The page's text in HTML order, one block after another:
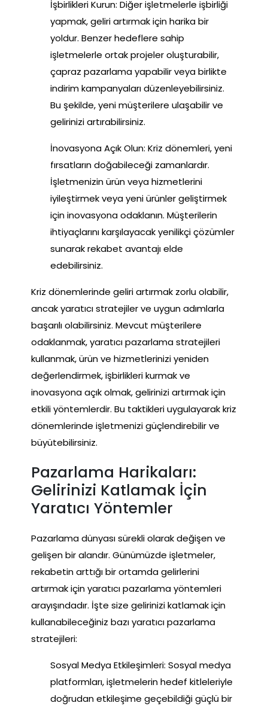
İşbirlikleri Kurun: Diğer işletmelerle işbirliği
yapmak, geliri artırmak için harika bir
yoldur. Benzer hedeflere sahip
işletmelerle ortak projeler oluşturabilir,
çapraz pazarlama yapabilir veya birlikte
indirim kampanyaları düzenleyebilirsiniz.
Bu şekilde, yeni müşterilere ulaşabilir ve
gelirinizi artırabilirsiniz.
İnovasyona Açık Olun: Kriz dönemleri, yeni
fırsatların doğabileceği zamanlardır.
İşletmenizin ürün veya hizmetlerini
iyileştirmek veya yeni ürünler geliştirmek
için inovasyona odaklanın. Müşterilerin
ihtiyaçlarını karşılayacak yenilikçi çözümler
sunarak rekabet avantajı elde
edebilirsiniz.
Kriz dönemlerinde geliri artırmak zorlu olabilir,
ancak yaratıcı stratejiler ve uygun adımlarla
başarılı olabilirsiniz. Mevcut müşterilere
odaklanmak, yaratıcı pazarlama stratejileri
kullanmak, ürün ve hizmetlerinizi yeniden
değerlendirmek, işbirlikleri kurmak ve
inovasyona açık olmak, gelirinizi artırmak için
etkili yöntemlerdir. Bu taktikleri uygulayarak kriz
dönemlerinde işletmenizi güçlendirebilir ve
büyütebilirsiniz.
Pazarlama Harikaları:
Gelirinizi Katlamak İçin
Yaratıcı Yöntemler
Pazarlama dünyası sürekli olarak değişen ve
gelişen bir alandır. Günümüzde işletmeler,
rekabetin arttığı bir ortamda gelirlerini
artırmak için yaratıcı pazarlama yöntemleri
arayışındadır. İşte size gelirinizi katlamak için
kullanabileceğiniz bazı yaratıcı pazarlama
stratejileri:
Sosyal Medya Etkileşimleri: Sosyal medya
platformları, işletmelerin hedef kitleleriyle
doğrudan etkileşime geçebildiği güçlü bir